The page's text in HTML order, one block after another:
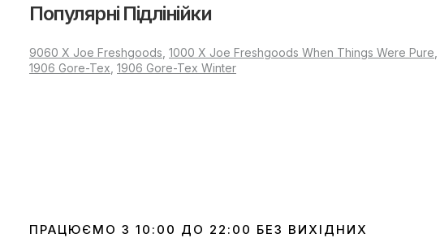
Популярні Підлінійки
9060 X Joe Freshgoods 1000 X Joe Freshgoods When Things Were Pure
1906 Gore-Tex 1906 Gore-Tex Winter
ПРАЦЮЄМО З 10:00 ДО 22:00 БЕЗ ВИХІДНИХ